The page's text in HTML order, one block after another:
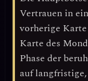
Vertrauen in
vorherige
Karte des
Phase der
auf